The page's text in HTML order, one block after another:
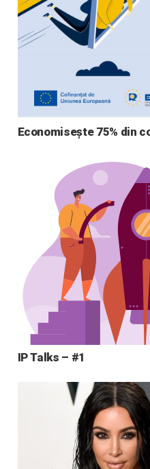
Economisește 75% din
IP Talks – #1